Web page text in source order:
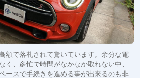
額で落札されて驚いています。余分な電
く、多忙で時間がなかなか取れない中、
ースで手続きを進める事が出来るのも非